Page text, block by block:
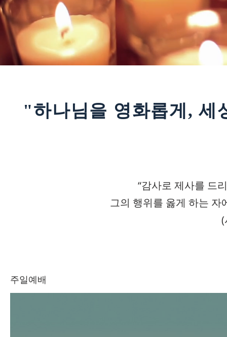
​"하나님을 영화롭게, 세
“감사로 제사를 드
그의 행위를 옳게 하는 자
주일예배